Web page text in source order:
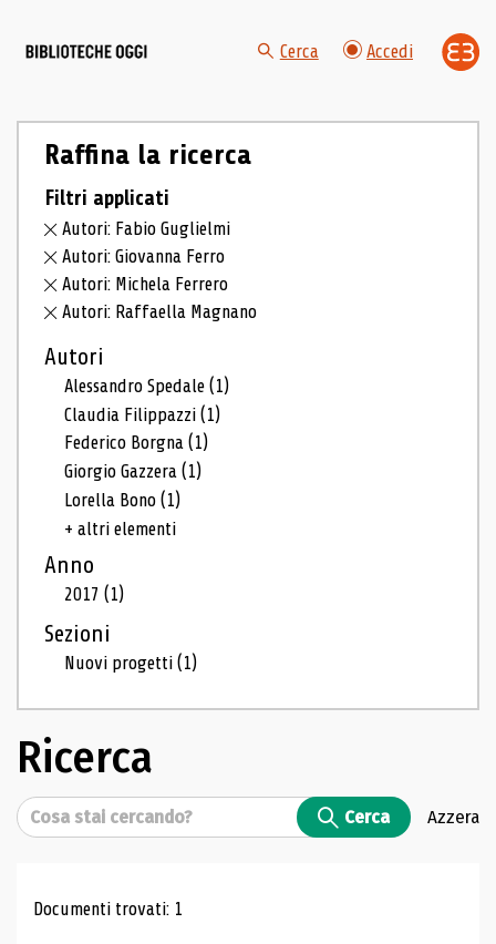
Cerca Accedi
Raffina la ricerca
Filtri applicati
Autori: Fabio Guglielmi
Autori: Giovanna Ferro
Autori: Michela Ferrero
Autori: Raffaella Magnano
Autori
Alessandro Spedale(1)
Claudia Filippazzi(1)
Federico Borgna(1)
Giorgio Gazzera(1)
Lorella Bono(1)
+ altri elementi
Anno
2017(1)
Sezioni
Nuovi progetti(1)
Ricerca
Cerca Cerca Azzera
Risultati di ricerca
Documenti trovati: 1